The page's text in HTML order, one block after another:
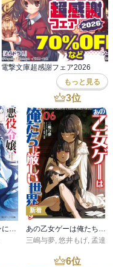
電撃文庫超感謝フェア2026
もっと見る
悪役令嬢、ブラコンにジョブチェンジします９【電子特典付き】
3位
新着
あの乙女ゲーは俺たちに厳しい世界です 6
三嶋与夢, 悠井もげ, 孟達
6位